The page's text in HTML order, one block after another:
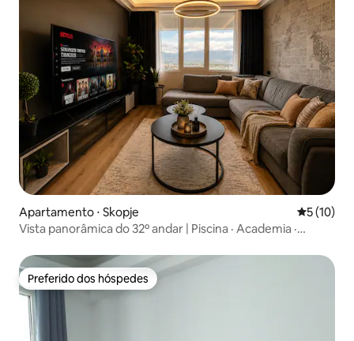
Apartamento ⋅ Skopje 5 de uma
5 (10)
Vista panorâmica do 32º andar | Piscina · Academia ·
Preferido dos hóspedes
Preferido dos hóspedes